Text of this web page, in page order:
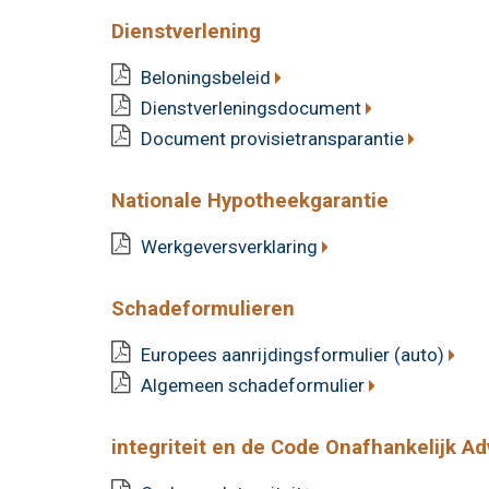
Dienstverlening
Beloningsbeleid
Dienstverleningsdocument
Document provisietransparantie
Nationale Hypotheekgarantie
Werkgeversverklaring
Schadeformulieren
Europees aanrijdingsformulier (auto)
Algemeen schadeformulier
integriteit en de Code Onafhankelijk